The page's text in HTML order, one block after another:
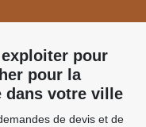
pour
pour la
dans votre ville
de devis et de